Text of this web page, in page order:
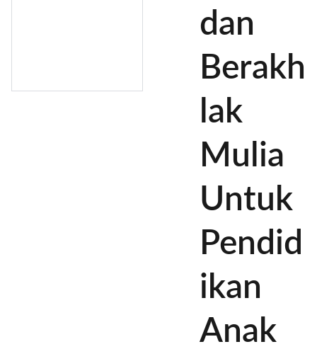
dan
Berakh
lak
Mulia
Untuk
Pendid
ikan
Anak